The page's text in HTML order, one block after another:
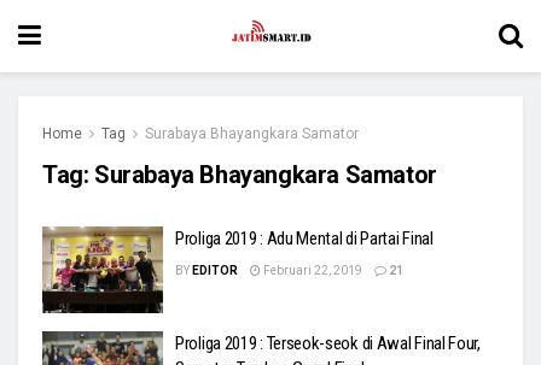
Home Tag Surabaya Bhayangkara Samator
Tag: Surabaya Bhayangkara Samator
Proliga 2019 : Adu Mental di Partai Final
BY EDITOR Februari 22, 2019 21
Proliga 2019 : Terseok-seok di Awal Final Four,